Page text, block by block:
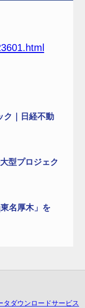
ク｜日経不動
型プロジェク
名厚木」を
タダウンロードサービス